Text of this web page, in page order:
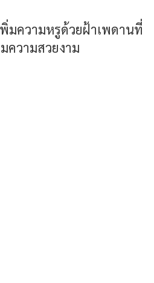
มความหรูด้วยฝ้าเพดานที่
ความสวยงาม